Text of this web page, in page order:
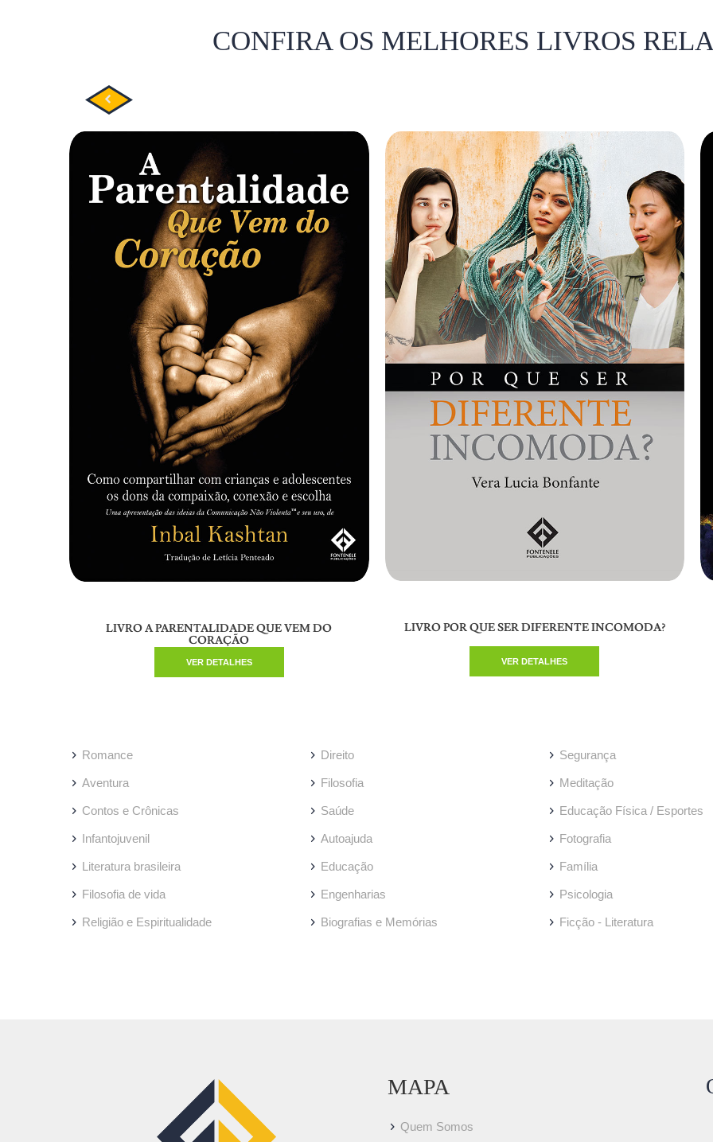
CONFIRA OS MELHORES LIVROS
LIVRO A PARENTALIDADE QUE VEM DO
CORAÇÃO
VER DETALHES
LIVRO POR QUE SER DIFERENTE INCOMODA?
VER DETALHES
Romance
Aventura
Contos e Crônicas
Infantojuvenil
Literatura brasileira
Filosofia de vida
Religião e Espiritualidade
Direito
Filosofia
Saúde
Autoajuda
Educação
Engenharias
Biografias e Memórias
Segurança
Meditação
Educação Física / Esportes
Fotografia
Família
Psicologia
Ficção - Literatura
MAPA
Quem Somos